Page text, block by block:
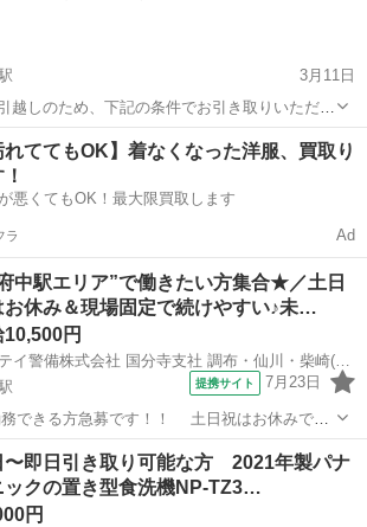
3月11日
とまとめて引き取って
日 8:30〜10:00 の間に取りに来ていただける方
川駅 キッチン家電 食洗機
れててもOK】着なくなった洋服、買取り
悪くてもOK！最大限買取します
ラ Ad
中駅エリア”で働きたい方集合★／土日
お休み＆現場固定で続けやすい♪未…
10,500円
シンテイ警備株式会社 国分寺支社 調布・仙川・柴崎(33)エリア/A3203200124
提携サイト 7月23日
は…「府中駅エリア」★ 現場固定なので、
...
布駅 警備員
〜即日引き取り可能な方 2021年製パナ
ックの置き型食洗機NP-TZ3…
円